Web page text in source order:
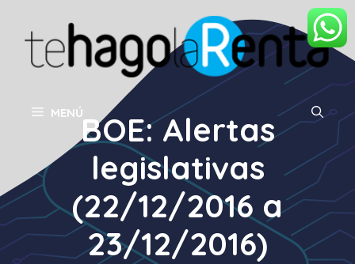
contenido
MENÚBOE: Alertas
legislativas
(22/12/2016 a
23/12/2016)